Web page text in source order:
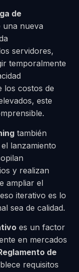
de
una nueva
servidores,
temporalmente
los costos de
este
también
lanzamiento
y realizan
ampliar el
iterativo es lo
sea de calidad.
es un factor
en mercados
de
requisitos